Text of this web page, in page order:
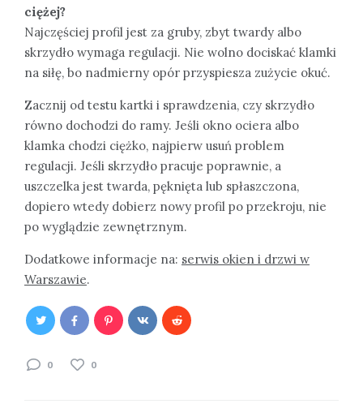
ciężej?
Najczęściej profil jest za gruby, zbyt twardy albo
skrzydło wymaga regulacji. Nie wolno dociskać klamki
na siłę, bo nadmierny opór przyspiesza zużycie okuć.
Zacznij od testu kartki i sprawdzenia, czy skrzydło
równo dochodzi do ramy. Jeśli okno ociera albo
klamka chodzi ciężko, najpierw usuń problem
regulacji. Jeśli skrzydło pracuje poprawnie, a
uszczelka jest twarda, pęknięta lub spłaszczona,
dopiero wtedy dobierz nowy profil po przekroju, nie
po wyglądzie zewnętrznym.
Dodatkowe informacje na: serwis okien i drzwi w
Warszawie.
0 0